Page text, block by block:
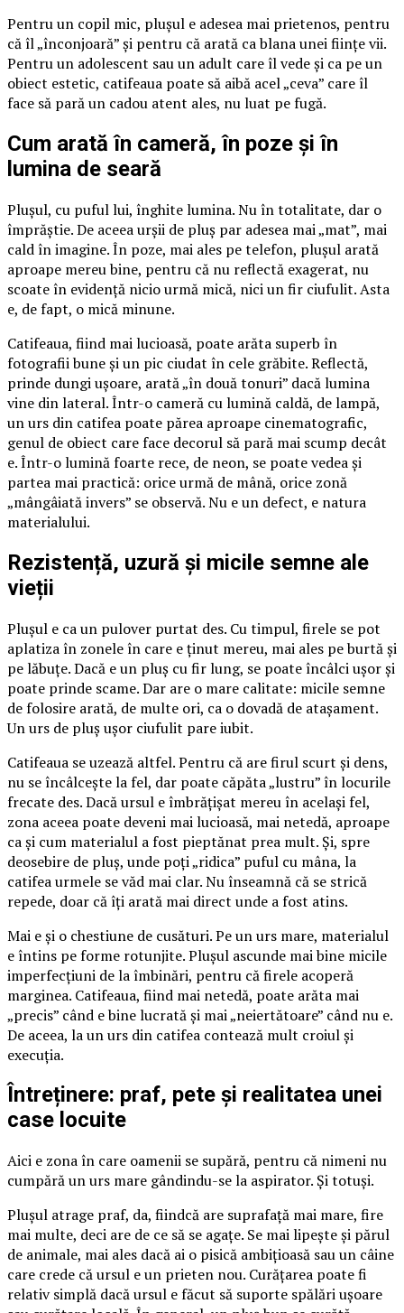
Pentru un copil mic, plușul e adesea mai prietenos, pentru
că îl „înconjoară” și pentru că arată ca blana unei ființe vii.
Pentru un adolescent sau un adult care îl vede și ca pe un
obiect estetic, catifeaua poate să aibă acel „ceva” care îl
face să pară un cadou atent ales, nu luat pe fugă.
Cum arată în cameră, în poze și în
lumina de seară
Plușul, cu puful lui, înghite lumina. Nu în totalitate, dar o
împrăștie. De aceea urșii de pluș par adesea mai „mat”, mai
cald în imagine. În poze, mai ales pe telefon, plușul arată
aproape mereu bine, pentru că nu reflectă exagerat, nu
scoate în evidență nicio urmă mică, nici un fir ciufulit. Asta
e, de fapt, o mică minune.
Catifeaua, fiind mai lucioasă, poate arăta superb în
fotografii bune și un pic ciudat în cele grăbite. Reflectă,
prinde dungi ușoare, arată „în două tonuri” dacă lumina
vine din lateral. Într-o cameră cu lumină caldă, de lampă,
un urs din catifea poate părea aproape cinematografic,
genul de obiect care face decorul să pară mai scump decât
e. Într-o lumină foarte rece, de neon, se poate vedea și
partea mai practică: orice urmă de mână, orice zonă
„mângâiată invers” se observă. Nu e un defect, e natura
materialului.
Rezistență, uzură și micile semne ale
vieții
Plușul e ca un pulover purtat des. Cu timpul, firele se pot
aplatiza în zonele în care e ținut mereu, mai ales pe burtă și
pe lăbuțe. Dacă e un pluș cu fir lung, se poate încâlci ușor și
poate prinde scame. Dar are o mare calitate: micile semne
de folosire arată, de multe ori, ca o dovadă de atașament.
Un urs de pluș ușor ciufulit pare iubit.
Catifeaua se uzează altfel. Pentru că are firul scurt și dens,
nu se încâlcește la fel, dar poate căpăta „lustru” în locurile
frecate des. Dacă ursul e îmbrățișat mereu în același fel,
zona aceea poate deveni mai lucioasă, mai netedă, aproape
ca și cum materialul a fost pieptănat prea mult. Și, spre
deosebire de pluș, unde poți „ridica” puful cu mâna, la
catifea urmele se văd mai clar. Nu înseamnă că se strică
repede, doar că îți arată mai direct unde a fost atins.
Mai e și o chestiune de cusături. Pe un urs mare, materialul
e întins pe forme rotunjite. Plușul ascunde mai bine micile
imperfecțiuni de la îmbinări, pentru că firele acoperă
marginea. Catifeaua, fiind mai netedă, poate arăta mai
„precis” când e bine lucrată și mai „neiertătoare” când nu e.
De aceea, la un urs din catifea contează mult croiul și
execuția.
Întreținere: praf, pete și realitatea unei
case locuite
Aici e zona în care oamenii se supără, pentru că nimeni nu
cumpără un urs mare gândindu-se la aspirator. Și totuși.
Plușul atrage praf, da, fiindcă are suprafață mai mare, fire
mai multe, deci are de ce să se agațe. Se mai lipește și părul
de animale, mai ales dacă ai o pisică ambițioasă sau un câine
care crede că ursul e un prieten nou. Curățarea poate fi
relativ simplă dacă ursul e făcut să suporte spălări ușoare